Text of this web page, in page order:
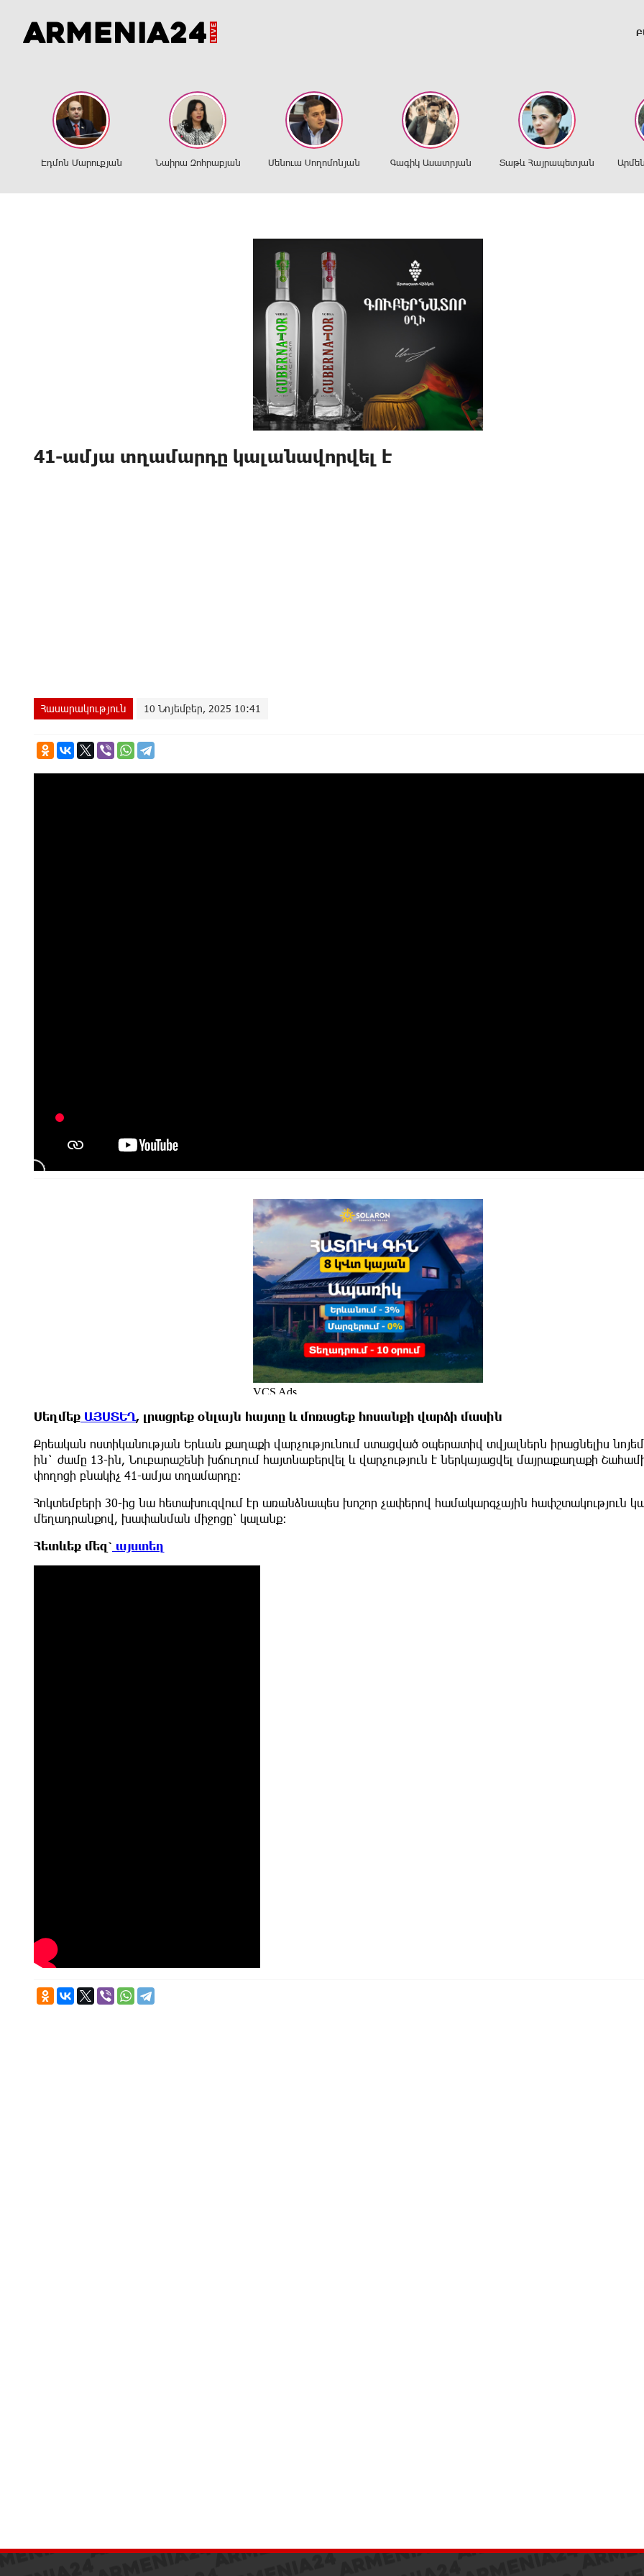
Էդմոն Մարուքյան Նաիրա Զոհրաբյան Մենուա Սողոմոնյան Գագիկ Ասատրյան Տաթև Հայրապետյան
41-ամյա տղամարդը կալանավորվել է
Հասարակություն 10 Նոյեմբեր, 2025 10:41
Սեղմեք ԱՅՍՏԵՂ, լրացրեք օնլայն հայտը և մոռացեք հոսանքի վարձի մասին
Քրեական ոստիկանության Երևան քաղաքի վարչությունում ստացված օպերատիվ տվյալներն իրացնելիս
ին` ժամը 13-ին, Նուբարաշենի խճուղում հայտնաբերվել և վարչություն է ներկայացվել մայրաքաղաքի
փողոցի բնակիչ 41-ամյա տղամարդը:
Հոկտեմբերի 30-ից նա հետախուզվում էր առանձնապես խոշոր չափերով համակարգչային հափշտակություն
մեղադրանքով, խափանման միջոցը՝ կալանք:
Հետևեք մեզ՝ այստեղ